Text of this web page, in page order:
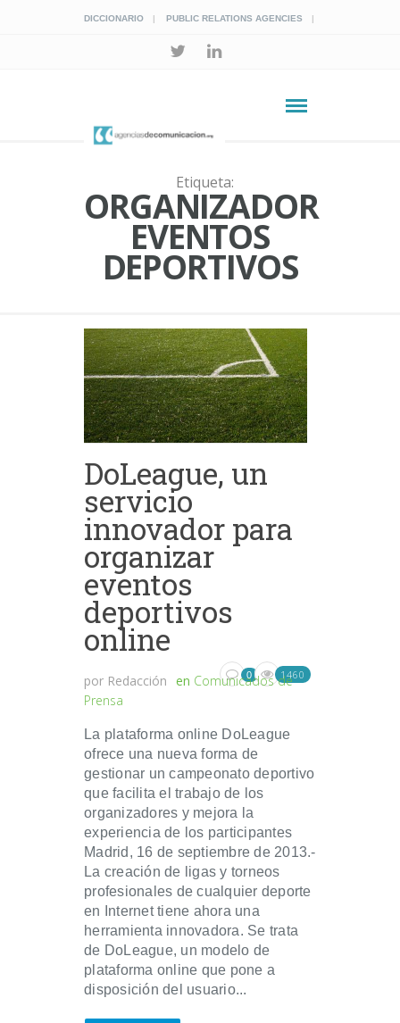
DICCIONARIO PUBLIC RELATIONS AGENCIES
Etiqueta:
ORGANIZADOR
EVENTOS
DEPORTIVOS
DoLeague, un
servicio
innovador para
organizar
eventos
deportivos
online
por Redacción en Comunicados de
Prensa
0 1460
La plataforma online DoLeague
ofrece una nueva forma de
gestionar un campeonato deportivo
que facilita el trabajo de los
organizadores y mejora la
experiencia de los participantes
Madrid, 16 de septiembre de 2013.-
La creación de ligas y torneos
profesionales de cualquier deporte
en Internet tiene ahora una
herramienta innovadora. Se trata
de DoLeague, un modelo de
plataforma online que pone a
disposición del usuario...